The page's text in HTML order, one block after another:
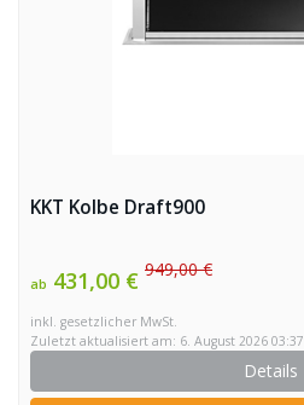
KKT Kolbe Draft900
ab 431,00 € 949,00 €
inkl. gesetzlicher MwSt.
Zuletzt aktualisiert am: 6. August 2026 03:37
Details